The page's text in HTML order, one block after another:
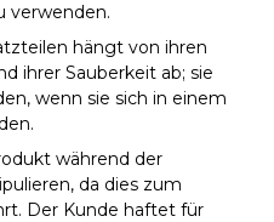
verwenden.
hängt von ihren
ihrer Sauberkeit ab; sie
wenn sie sich in einem
während der
da dies zum
Der Kunde haftet für